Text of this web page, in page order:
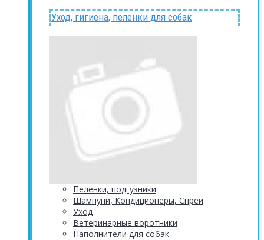
Уход, гигиена, пеленки для собак
Пеленки, подгузники
Шампуни, Кондиционеры, Спреи
Уход
Ветеринарные воротники
Наполнители для собак